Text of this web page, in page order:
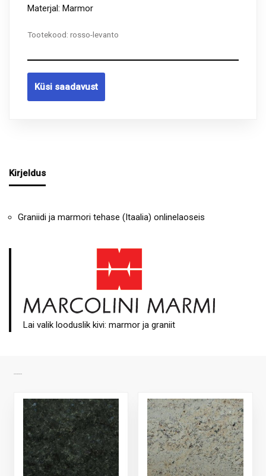
Materjal: Marmor
Tootekood: rosso-levanto
Küsi saadavust
Kirjeldus
Graniidi ja marmori tehase (Itaalia) onlinelaoseis
Lai valik looduslik kivi: marmor ja graniit